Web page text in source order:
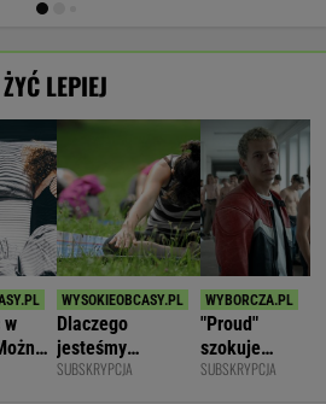
ŻYĆ LEPIEJ
w
i
Dlaczego
jesteśmy
permanentnie
SUBSKRYPCJA
"Proud"
szokuje
odważnymi
SUBSKRYPCJA